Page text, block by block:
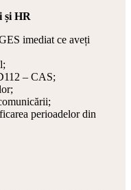
și HR
imediat ce aveți
– CAS;
perioadelor din